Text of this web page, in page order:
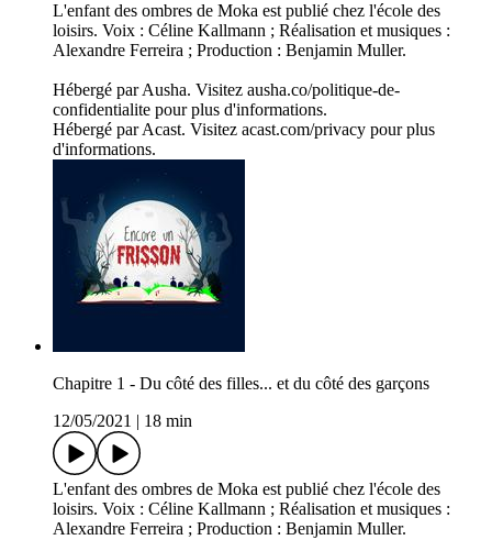
L'enfant des ombres de Moka est publié chez l'école des
loisirs. Voix : Céline Kallmann ; Réalisation et musiques :
Alexandre Ferreira ; Production : Benjamin Muller.
Hébergé par Ausha. Visitez ausha.co/politique-de-
confidentialite pour plus d'informations.
Hébergé par Acast. Visitez acast.com/privacy pour plus
d'informations.
Chapitre 1 - Du côté des filles... et du côté des garçons
12/05/2021
18 min
L'enfant des ombres de Moka est publié chez l'école des
loisirs. Voix : Céline Kallmann ; Réalisation et musiques :
Alexandre Ferreira ; Production : Benjamin Muller.